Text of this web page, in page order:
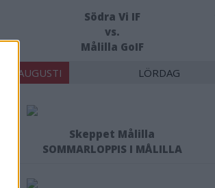
Södra Vi IF
vs.
Målilla GoIF
15 AUGUSTI LÖRDAG
Skeppet Målilla
SOMMARLOPPIS I MÅLILLA